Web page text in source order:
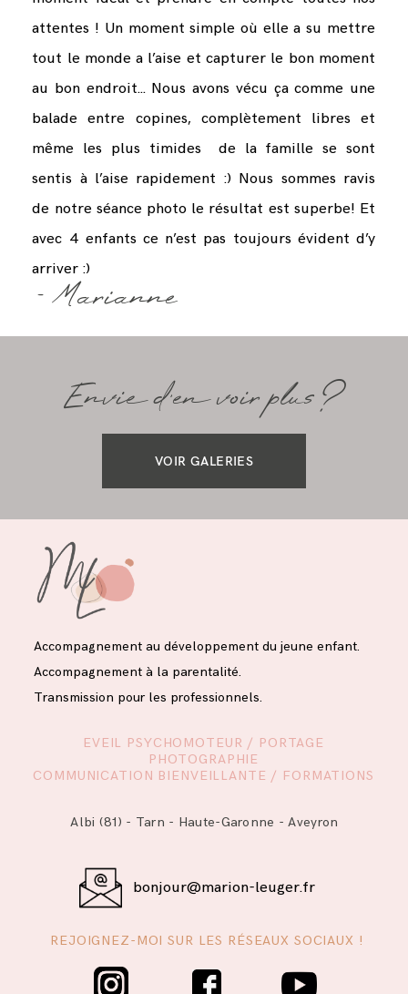
attentes ! Un moment simple où elle a su mettre
tout le monde a l’aise et capturer le bon moment
au bon endroit... Nous avons vécu ça comme une
balade entre copines, complètement libres et
même les plus timides de la famille se sont
sentis à l’aise rapidement :) Nous sommes ravis
de notre séance photo le résultat est superbe! Et
avec 4 enfants ce n’est pas toujours évident d’y
arriver :)
- Marianne
VOIR GALERIES
Envie d'en voir plus ?
Accompagnement au développement du jeune enfant.
Accompagnement à la parentalité.
Transmission pour les professionnels.
bonjour@marion-leuger.fr
REJOIGNEZ-MOI SUR LES RÉSEAUX SOCIAUX !
EVEIL PSYCHOMOTEUR / PORTAGE
PHOTOGRAPHIE
COMMUNICATION BIENVEILLANTE / FORMATIONS
Albi (81) - Tarn - Haute-Garonne - Aveyron